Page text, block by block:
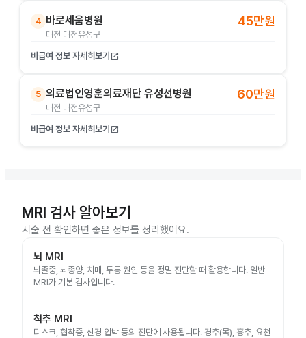
4 바로세움병원
대전 대전유성구
45만원
비급여 정보 자세히보기 open_in_new
5 의료법인영훈의료재단 유성선병원
대전 대전유성구
60만원
비급여 정보 자세히보기 open_in_new
MRI 검사 알아보기
시술 전 확인하면 좋은 정보를 정리했어요.
뇌 MRI
뇌졸중, 뇌종양, 치매, 두통 원인 등을 정밀 진단할 때 활용합니다. 일반
MRI가 기본 검사입니다.
척추 MRI
디스크, 협착증, 신경 압박 등의 진단에 사용됩니다. 경추(목), 흉추, 요천